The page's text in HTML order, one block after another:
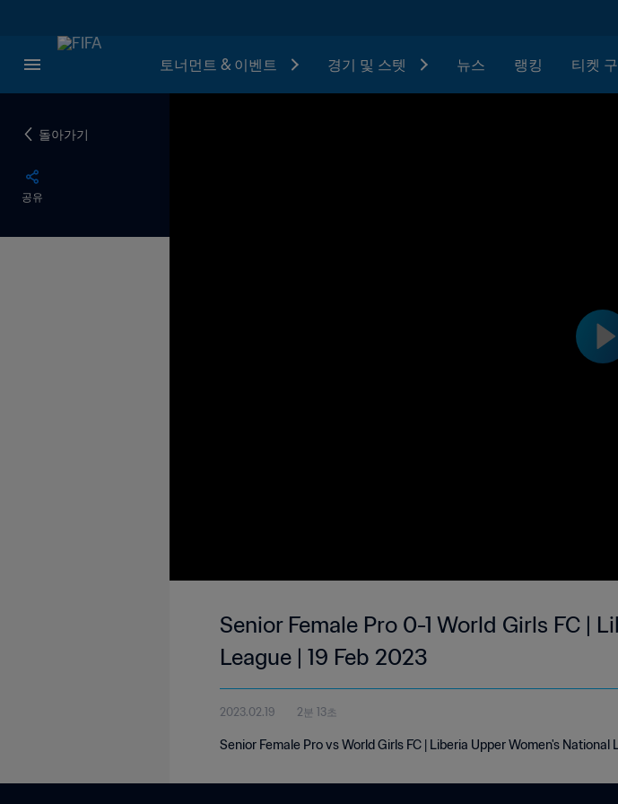
토너먼트 & 이벤트 경기 및 스텟 뉴스 랭킹 티켓
돌아가기
공유
Senior Female Pro 0-1 World Girls FC |
League | 19 Feb 2023
2023.02.19 2분 13초
Senior Female Pro vs World Girls FC | Liberia Upper Women's National